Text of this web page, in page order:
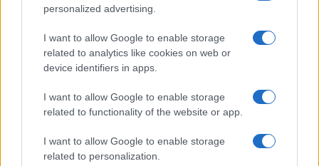
personalized advertising.
I want to allow Google to enable storage
related to analytics like cookies on web or
device identifiers in apps.
I want to allow Google to enable storage
related to functionality of the website or app.
I want to allow Google to enable storage
related to personalization.
nuovo modo di socializzare
Cristian Castiglioni · 5 Ago 2026